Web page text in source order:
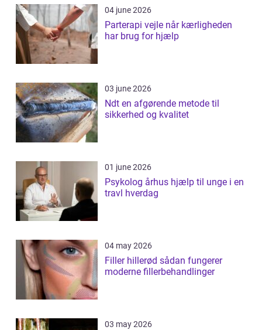
04 june 2026
Parterapi vejle når kærligheden
har brug for hjælp
03 june 2026
Ndt en afgørende metode til
sikkerhed og kvalitet
01 june 2026
Psykolog århus hjælp til unge i en
travl hverdag
04 may 2026
Filler hillerød sådan fungerer
moderne fillerbehandlinger
03 may 2026